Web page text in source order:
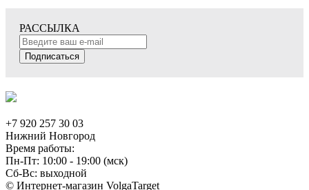
РАССЫЛКА
Подписаться
+7 920 257 30 03
Нижний Новгород
Время работы:
Пн-Пт: 10:00 - 19:00 (мск)
Сб-Вс: выходной
© Интернет-магазин VolgaTarget